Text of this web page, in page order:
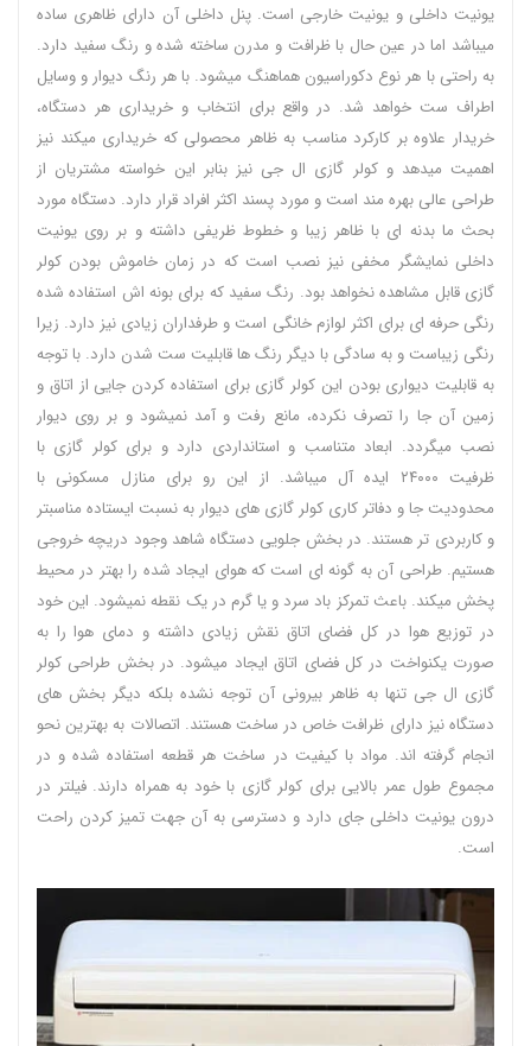
یونیت داخلی و یونیت خارجی است. پنل داخلی آن دارای ظاهری ساده
میباشد اما در عین حال با ظرافت و مدرن ساخته شده و رنگ سفید دارد.
به راحتی با هر نوع دکوراسیون هماهنگ میشود. با هر رنگ دیوار و وسایل
اطراف ست خواهد شد. در واقع برای انتخاب و خریداری هر دستگاه،
خریدار علاوه بر کارکرد مناسب به ظاهر محصولی که خریداری میکند نیز
اهمیت میدهد و کولر گازی ال جی نیز بنابر این خواسته مشتریان از
طراحی عالی بهره مند است و مورد پسند اکثر افراد قرار دارد. دستگاه مورد
بحث ما بدنه ای با ظاهر زیبا و خطوط ظریفی داشته و بر روی یونیت
داخلی نمایشگر مخفی نیز نصب است که در زمان خاموش بودن کولر
گازی قابل مشاهده نخواهد بود. رنگ سفید که برای بونه اش استفاده شده
رنگی حرفه ای برای اکثر لوازم خانگی است و طرفداران زیادی نیز دارد. زیرا
رنگی زیباست و به سادگی با دیگر رنگ ها قابلیت ست شدن دارد. با توجه
به قابلیت دیواری بودن این کولر گازی برای استفاده کردن جایی از اتاق و
زمین آن جا را تصرف نکرده، مانع رفت و آمد نمیشود و بر روی دیوار
نصب میگردد. ابعاد متناسب و استانداردی دارد و برای کولر گازی با
ظرفیت ۲۴۰۰۰ ایده آل میباشد. از این رو برای منازل مسکونی با
محدودیت جا و دفاتر کاری کولر گازی های دیوار به نسبت ایستاده مناسبتر
و کاربردی تر هستند. در بخش جلویی دستگاه شاهد وجود دریچه خروجی
هستیم‌. طراحی آن به گونه ای است که هوای ایجاد شده را بهتر در محیط
پخش میکند. باعث تمرکز باد سرد و یا گرم در یک نقطه نمیشود. این خود
در توزیع هوا در کل فضای اتاق نقش زیادی داشته و دمای هوا را به
صورت یکنواخت در کل فضای اتاق ایجاد میشود. در بخش طراحی کولر
گازی ال جی تنها به ظاهر بیرونی آن توجه نشده بلکه دیگر بخش های
دستگاه نیز دارای ظرافت خاص در ساخت هستند. اتصالات به بهترین نحو
انجام گرفته اند. مواد با کیفیت در ساخت هر قطعه استفاده شده و در
مجموع طول عمر بالایی برای کولر گازی با خود به همراه دارند. فیلتر در
درون یونیت داخلی جای دارد و دسترسی به آن جهت تمیز کردن راحت
است.